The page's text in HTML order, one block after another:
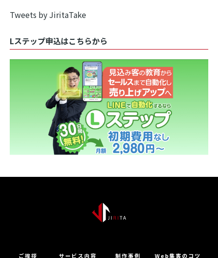
Tweets by JiritaTake
Lステップ申込はこちらから
ご挨拶 サービス内容 制作事例 Web集客のコツ